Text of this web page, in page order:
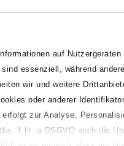
auf
essenziell, während
wir und weitere
oder anderer
zur Analyse,
1 lit. a DSGVO auch die
Gewähr!